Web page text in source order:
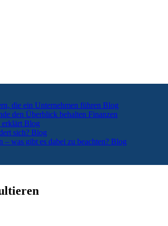
die ein Unternehmen führen Blog
den Überblick behalten Finanzen
erklärt Blog
sich? Blog
was gibt es dabei zu beachten? Blog